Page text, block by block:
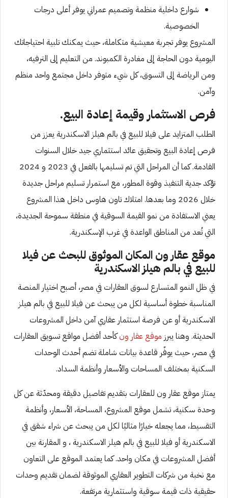
شوارع داخلية منظمة وتصميم عمراني يوفر أعلى درجات
الخصوصية.
المشروع يوفر تجربة معيشية متكاملة، حيث يمكنك تلبية احتياجاتك
اليومية دون الحاجة إلى مغادرة الكمبوند. من التعليم إلى الترفيه،
ومن الرياضة إلى التسوق، كل شيء متوفر داخل مجتمع واحد منظم
وآمن.
فرص الاستثمار وقيمة إعادة البيع.
الطلب المتزايد على فيلا للبيع في بالم هيلز الاسكندرية يعزز من
فرص إعادة البيع وتحقيق عائد استثماري جيد خلال السنوات
القادمة. كما أن المراحل التي تم تسليمها بالفعل في 2023 و 2024
تؤكد جدية التنفيذ وقوة المطور، مع استمرار تسليم مراحل جديدة
خلال 2026 وما بعدها. امتلاك تاون هاوس داخل هذا المشروع
يعني الاستفادة من نمو القيمة السوقية في منطقة سموحة الجديدة،
التي تُعد من المناطق الواعدة في غرب الإسكندرية.
موقع عقار ون المكان الموثوق للبحث عن فيلا
للبيع في بالم هيلز الاسكندرية
في ظل النمو المتسارع لسوق العقارات في مصر، أصبح اختيار المنصة
المناسبة خطوة أساسية لكل من يبحث عن فيلا للبيع في بالم هيلز
الاسكندرية أو عن فرصة استثمار عقاري آمن داخل المشروعات
الحديثة. وهنا يبرز موقع عقار ونكأحد أفضل مواقع تسويق العقارات
في مصر، حيث يوفّر قاعدة بيانات شاملة تضم أحدث الوحدات
السكنية بمختلف المساحات والأسعار وأنظمة السداد.
يمتاز موقع عقار ون للعقارات بتقديم تفاصيل دقيقة ومحدّثة عن كل
وحدة سكنية، تشمل موقع المشروع، المساحة، الأسعار، وأنظمة
التقسيط، مما يجعله خيارًا مثاليًا لكل من يبحث عن شراء شقق في
الاسكندرية أو فيلا للبيع في بالم هيلز الاسكندرية ، و المقارنة بين
أفضل المشروعات في مكان واحد. كما يعتمد الموقع على التعاون
مع نخبة من شركات التطوير العقاري الموثوقة لضمان تقديم وحدات
حقيقية ذات قيمة سوقية واستثمارية مرتفعة.